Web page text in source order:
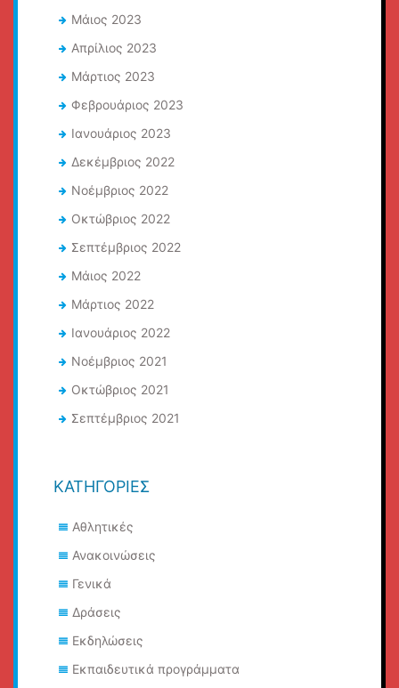
Μάιος 2023
Απρίλιος 2023
Μάρτιος 2023
Φεβρουάριος 2023
Ιανουάριος 2023
Δεκέμβριος 2022
Νοέμβριος 2022
Οκτώβριος 2022
Σεπτέμβριος 2022
Μάιος 2022
Μάρτιος 2022
Ιανουάριος 2022
Νοέμβριος 2021
Οκτώβριος 2021
Σεπτέμβριος 2021
KΑΤΗΓΟΡΊΕΣ
Αθλητικές
Ανακοινώσεις
Γενικά
Δράσεις
Εκδηλώσεις
Εκπαιδευτικά προγράμματα